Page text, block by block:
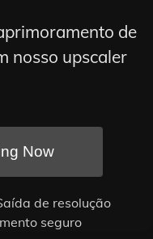
de
nosso upscaler
Now
de resolução
seguro